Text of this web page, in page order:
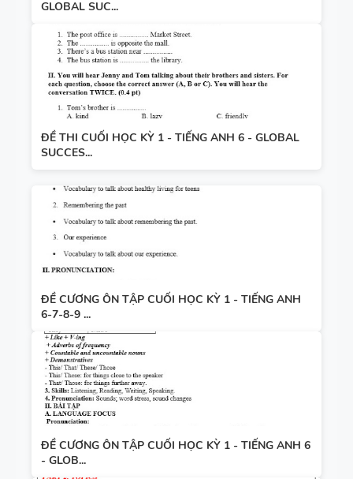
GLOBAL SUC...
ĐỀ THI CUỐI HỌC KỲ 1 - TIẾNG ANH 6 - GLOBAL
SUCCES...
ĐỀ CƯƠNG ÔN TẬP CUỐI HỌC KỲ 1 - TIẾNG ANH
6-7-8-9 ...
ĐỀ CƯƠNG ÔN TẬP CUỐI HỌC KỲ 1 - TIẾNG ANH 6
- GLOB...